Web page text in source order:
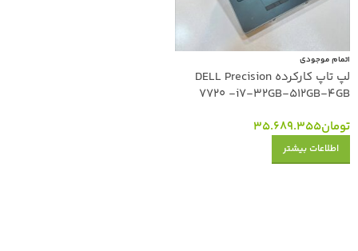
اتمام موجودی
لپ تاپ کارکرده DELL Precision
7720 -i7-32GB-512GB-4GB
تومان35.689.355
اطلاعات بیشتر